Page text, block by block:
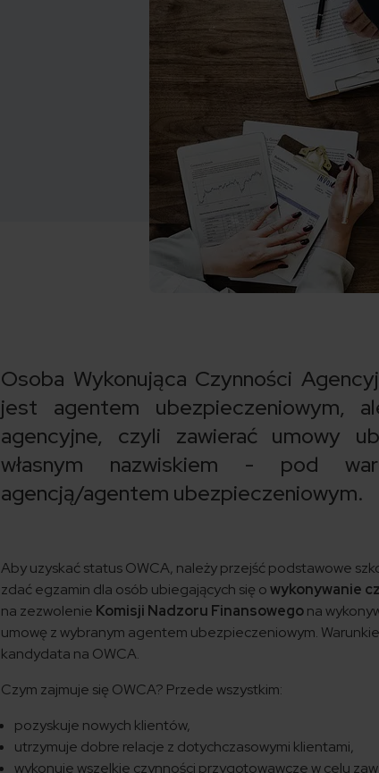
Osoba Wykonująca Czynności
jest agentem ubezpieczeniowym,
agencyjne, czyli zawierać umowy
własnym nazwiskiem - pod
agencją/agentem ubezpieczeniowym.
Aby uzyskać status OWCA, należy przejść podstawowe
zdać egzamin dla osób ubiegających się owykonywanie
na zezwolenie Komisji Nadzoru Finansowegona
umowę z wybranym agentem ubezpieczeniowym.
kandydata na OWCA.
Czym zajmuje się OWCA? Przede wszystkim:
pozyskuje nowych klientów,
utrzymuje dobre relacje z dotychczasowymi klientami,
wykonuje wszelkie czynności przygotowawcze w celu